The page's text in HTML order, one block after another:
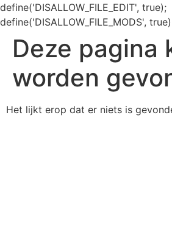
define('DISALLOW_FILE_EDIT', true);
define('DISALLOW_FILE_MODS',
Deze pagina
worden
Het lijkt erop dat er niets is